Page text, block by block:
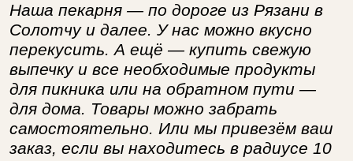
Наша пекарня — по дороге из Рязани в
Солотчу и далее. У нас можно вкусно
перекусить. А ещё — купить свежую
выпечку и все необходимые продукты
для пикника или на обратном пути —
для дома. Товары можно забрать
самостоятельно. Или мы привезём ваш
заказ, если вы находитесь в радиусе 10